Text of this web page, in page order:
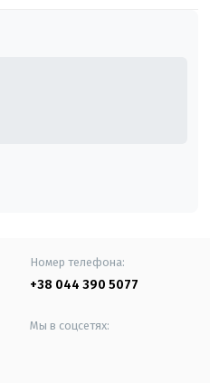
Номер телефона:
+38 044 390 5077
Мы в соцсетях: